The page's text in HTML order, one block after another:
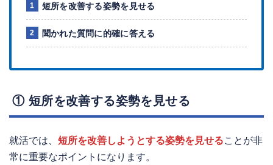
短所を改善する姿勢を見せる
聞かれた質問に的確に答える
① 短所を改善する姿勢を見せる
就活では、 短所を改善しようとする姿勢を見せることが非
常に重要なポイントになります。